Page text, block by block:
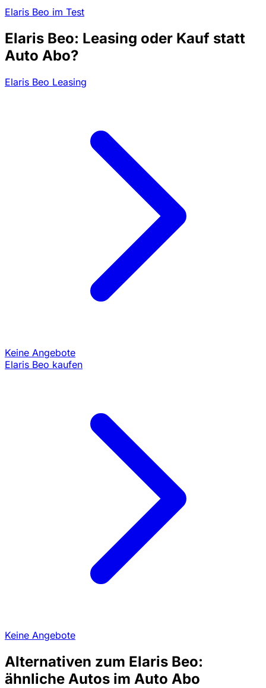
Elaris Beo im Test
Elaris Beo: Leasing oder Kauf statt
Auto Abo?
Elaris Beo Leasing
Keine Angebote
Elaris Beo kaufen
Keine Angebote
Alternativen zum Elaris Beo:
ähnliche Autos im Auto Abo